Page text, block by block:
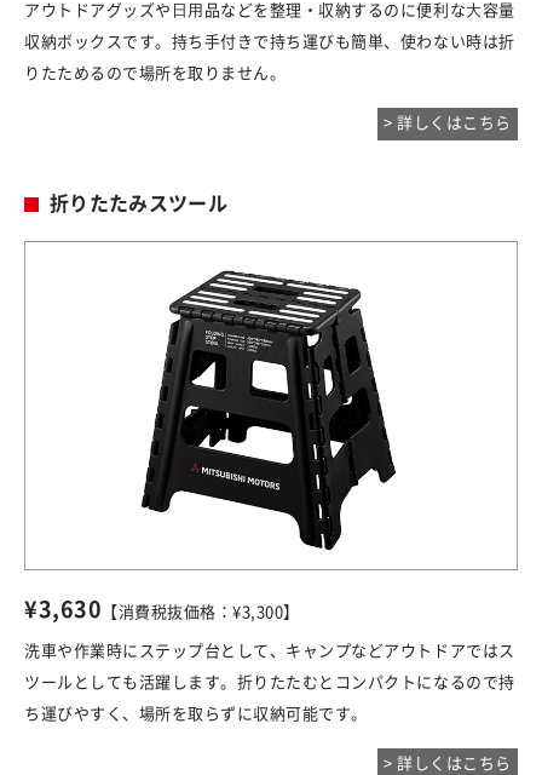
アウトドアグッズや⽇⽤品などを整理・収納するのに便利な⼤容量
収納ボックスです。持ち手付きで持ち運びも簡単、使わない時は折
りたためるので場所を取りません。
> 詳しくはこちら
折りたたみスツール
¥3,630 【消費税抜価格：¥3,300】
洗車や作業時にステップ台として、キャンプなどアウトドアではス
ツールとしても活躍します。折りたたむとコンパクトになるので持
ち運びやすく、場所を取らずに収納可能です。
> 詳しくはこちら